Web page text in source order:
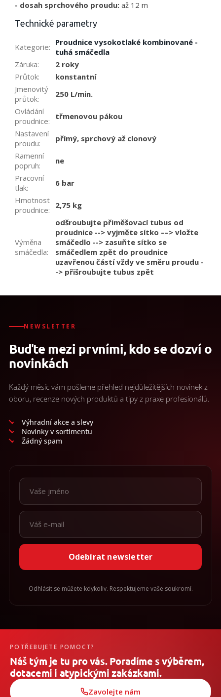
- dosah sprchového proudu: až 12 m
Technické parametry
Kategorie: Proudnice vysokotlaké kombinované -
tuhá smáčedla
Záruka:
2 roky
Průtok:
konstantní
Jmenovitý
průtok:
250 L/min.
Ovládání
proudnice:
třmenovou pákou
Nastavení
proudu:
přímý, sprchový až clonový
Ramenní
popruh:
ne
Pracovní
tlak:
6 bar
Hmotnost
proudnice: 2,75 kg
Výměna
smáčedla:
odšroubujte přiměšovací tubus od
proudnice --> vyjměte sítko ––> vložte
smáčedlo --> zasuňte sítko se
smáčedlem zpět do proudnice
uzavřenou částí vždy ve směru proudu -
-> přišroubujte tubus zpět
NEWSLETTER
Buďte mezi prvními, kdo se dozví o
novinkách
Každý měsíc vám pošleme přehled nejdůležitějších novinek z
oboru, recenze nových produktů a tipy z praxe profesionálů.
Výhradní akce a slevy
Novinky v sortimentu
Žádný spam
Odebírat newsletter
Odhlásit se můžete kdykoliv. Respektujeme vaše soukromí.
POTŘEBUJETE POMOCT?
Náš tým je tu pro vás. Poradíme s výběrem,
dotacemi i atypickými zakázkami.
Zavolejte nám